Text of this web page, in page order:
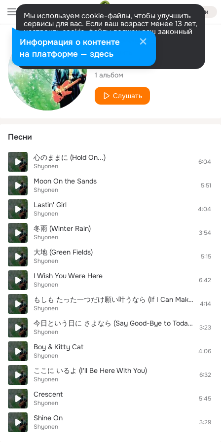
Войти
Мы используем cookie-файлы, чтобы улучшить
сервисы для вас. Если ваш возраст менее 13 лет,
настроить cookie-файлы должен ваш законный
представитель. Больше информации
Разрешить все Настроить
Исполнитель
Shyonen
1 альбом
Слушать
Песни
心のままに (Hold On...)
Shyonen
6:04
Moon On the Sands
Shyonen
5:51
Lastin' Girl
Shyonen
4:04
冬雨 (Winter Rain)
Shyonen
3:54
大地 (Green Fields)
Shyonen
5:15
I Wish You Were Here
Shyonen
6:42
もしも たった一つだけ願い叶うなら (If I Can Make My Only One Wish Come True )
Shyonen
4:14
今日という日に さよなら (Say Good-Bye to Today)
Shyonen
3:23
Boy & Kitty Cat
Shyonen
4:06
ここに いるよ (I'll Be Here With You)
Shyonen
6:32
Crescent
Shyonen
5:45
Shine On
Shyonen
3:29
Информация о контенте
на платформе — здесь